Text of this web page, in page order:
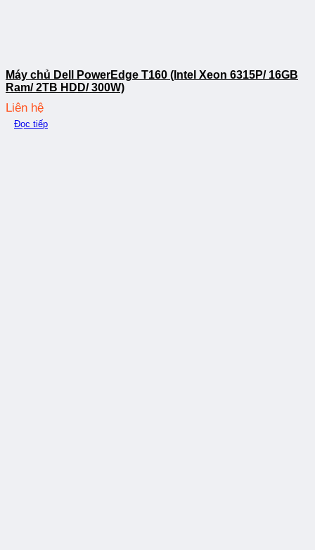
Máy chủ Dell PowerEdge T160 (Intel Xeon 6315P/ 16GB
Ram/ 2TB HDD/ 300W)
Liên hệ
Đọc tiếp